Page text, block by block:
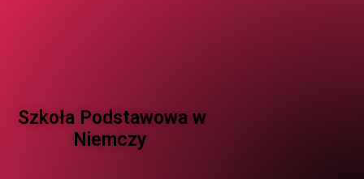
Szkoła Podstawowa w
Niemczy ​